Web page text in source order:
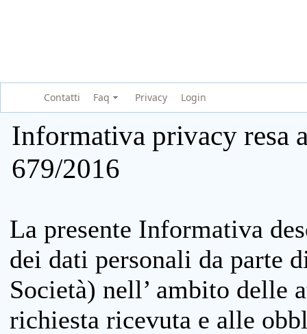
Contatti Faq Privacy Login
Informativa privacy resa
679/2016
La presente Informativa
dei dati personali da parte
Società) nell’ ambito delle
richiesta ricevuta e alle